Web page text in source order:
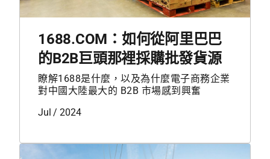
1688.COM：如何從阿里巴巴
的B2B巨頭那裡採購批發貨源
瞭解1688是什麼，以及為什麼電子商務企業
對中國大陸最大的 B2B 市場感到興奮
Jul / 2024